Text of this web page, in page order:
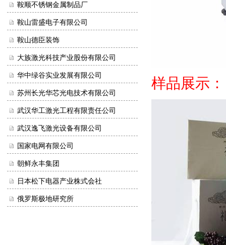
鞍顺不锈钢金属制品厂
鞍山雷盛电子有限公司
鞍山德臣装饰
大族激光科技产业股份有限公司
华中绿谷实业发展有限公司
苏州长光华芯光电技术有限公司
武汉华工激光工程有限责任公司
武汉逸飞激光设备有限公司
国家电网有限公司
朝鲜永丰集团
日本松下电器产业株式会社
俄罗斯极地研究所
样品展示：